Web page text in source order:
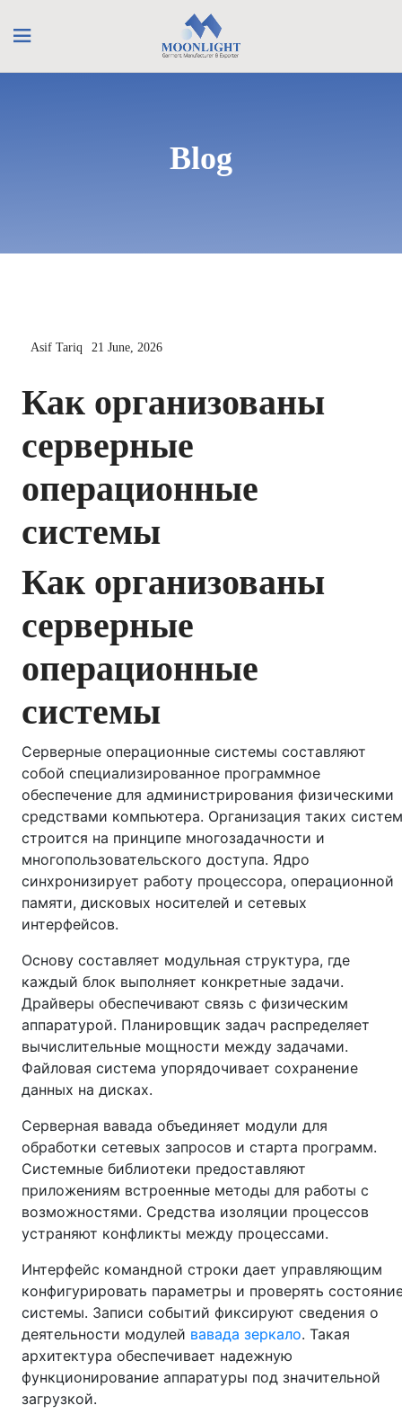
Blog
Asif Tariq 21 June, 2026
Как организованы
серверные
операционные
системы
Как организованы
серверные
операционные
системы
Серверные операционные системы составляют
собой специализированное программное
обеспечение для администрирования физическими
средствами компьютера. Организация таких систем
строится на принципе многозадачности и
многопользовательского доступа. Ядро
синхронизирует работу процессора, операционной
памяти, дисковых носителей и сетевых
интерфейсов.
Основу составляет модульная структура, где
каждый блок выполняет конкретные задачи.
Драйверы обеспечивают связь с физическим
аппаратурой. Планировщик задач распределяет
вычислительные мощности между задачами.
Файловая система упорядочивает сохранение
данных на дисках.
Серверная вавада объединяет модули для
обработки сетевых запросов и старта программ.
Системные библиотеки предоставляют
приложениям встроенные методы для работы с
возможностями. Средства изоляции процессов
устраняют конфликты между процессами.
Интерфейс командной строки дает управляющим
конфигурировать параметры и проверять
системы. Записи событий фиксируют сведения о
деятельности модулей вавада зеркало. Такая
архитектура обеспечивает надежную
функционирование аппаратуры под значительной
загрузкой.